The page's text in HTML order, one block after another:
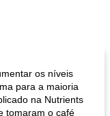
os níveis
para a maioria
na Nutrients
tomaram o café